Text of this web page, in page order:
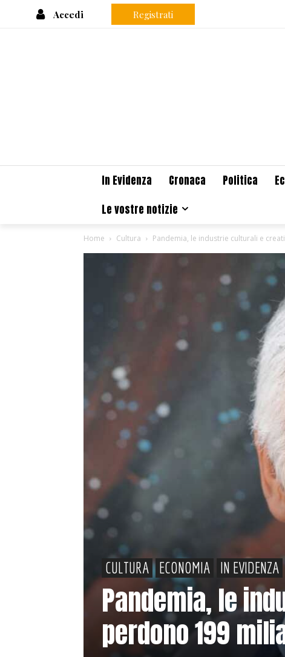
Accedi Registrati
In Evidenza Cronaca Politica
Le vostre notizie
Home Cultura Pandemia, le industrie culturali e
CULTURA ECONOMIA IN EVIDENZA
Pandemia, le
perdono 199